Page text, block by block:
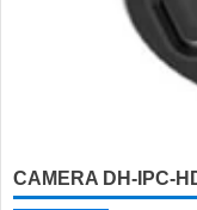
CAMERA DH-IPC-